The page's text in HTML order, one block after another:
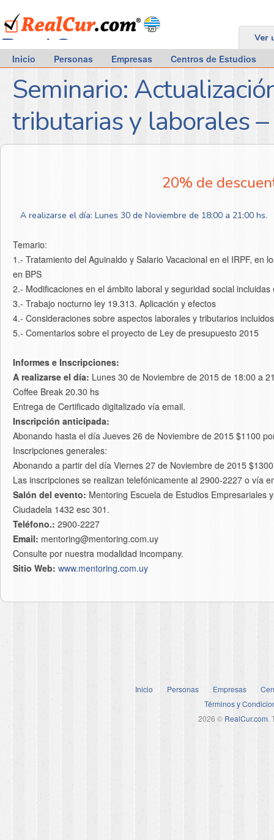
RealCur.com Ver
Inicio Personas Empresas Centros de Estudios
Seminario:
tributarias y laborales
20% de
A realizarse el día: Lunes 30 de Noviembre de 18:00 a 21:00 hs.
Temario:
1.- Tratamiento del Aguinaldo y Salario Vacacional en el IRPF,
en BPS
2.- Modificaciones en el ámbito laboral y seguridad social
3.- Trabajo nocturno ley 19.313. Aplicación y efectos
4.- Consideraciones sobre aspectos laborales y tributarios
5.- Comentarios sobre el proyecto de Ley de presupuesto 2015
Informes e Inscripciones:
A realizarse el día: Lunes 30 de Noviembre de 2015 de 18:00 a
Coffee Break 20.30 hs
Entrega de Certificado digitalizado vía email.
Inscripción anticipada:
Abonando hasta el día Jueves 26 de Noviembre de 2015 $1100
Inscripciones generales:
Abonando a partir del día Viernes 27 de Noviembre de 2015
Las inscripciones se realizan telefónicamente al 2900-2227 o vía
Salón del evento: Mentoring Escuela de Estudios Empresariales
Ciudadela 1432 esc 301.
Teléfono.: 2900-2227
Email: mentoring@mentoring.com.uy
Consulte por nuestra modalidad incompany.
Sitio Web: www.mentoring.com.uy
Inicio Personas Empresas
Términos y
2026 © RealCur.com.